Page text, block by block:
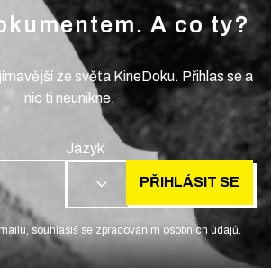
A co ty?
ze světa KineDoku. Přihlas se a
nic ti neunikne.
Jazyk
CS PŘIHLÁSIT SE
souhlasíš se zpracováním osobních údajů.